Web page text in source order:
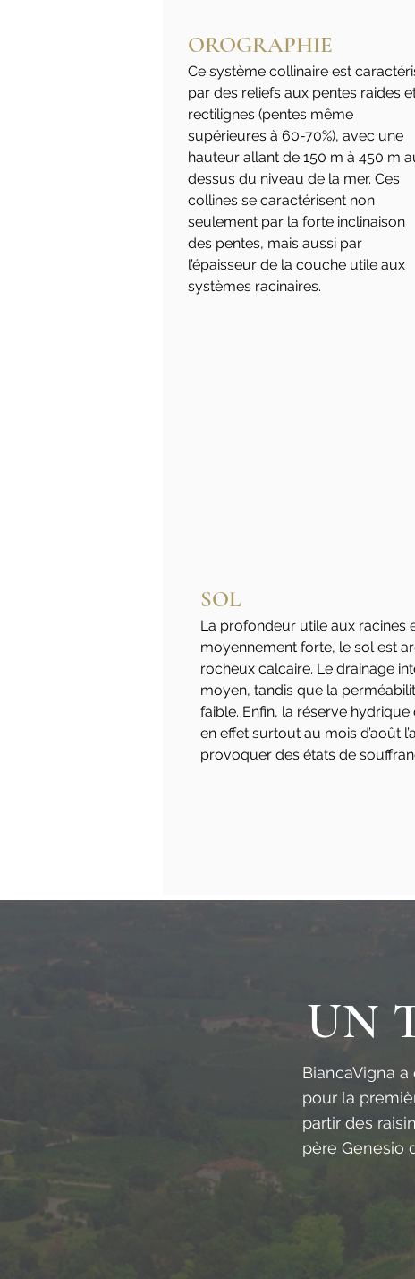
OROGRAPHIE
Ce système collinaire est
par des reliefs aux pentes raides
rectilignes (pentes même
supérieures à 60-70%), avec une
hauteur allant de 150 m à 450 m
dessus du niveau de la mer. Ces
collines se caractérisent non
seulement par la forte inclinaison
des pentes, mais aussi par
l’épaisseur de la couche utile aux
systèmes racinaires.
SOL
La profondeur utile aux racines
moyennement forte, le sol est
rocheux calcaire. Le drainage
moyen, tandis que la
faible. Enfin, la réserve
en effet surtout au mois d’août
provoquer des états de
UN
BiancaVigna
pour la
partir des
père Genesio